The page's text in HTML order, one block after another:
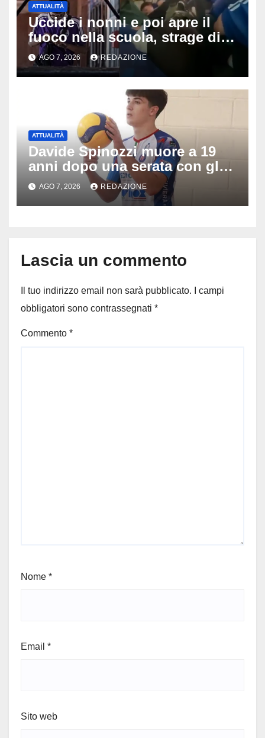
ATTUALITÀ
Uccide i nonni e poi apre il
fuoco nella scuola, strage di
insegnanti: il possibile
movente dietro il massacro in
Thailandia
AGO 7, 2026 REDAZIONE
ATTUALITÀ
Davide Spinozzi muore a 19
anni dopo una serata con gli
amici: il mistero dello
schianto senza frenata
AGO 7, 2026 REDAZIONE
Lascia un commento
Il tuo indirizzo email non sarà pubblicato.
I campi
obbligatori sono contrassegnati *
Commento *
Nome *
Email *
Sito web